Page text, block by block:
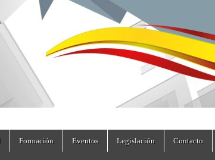
Formación Eventos Legislación Contacto